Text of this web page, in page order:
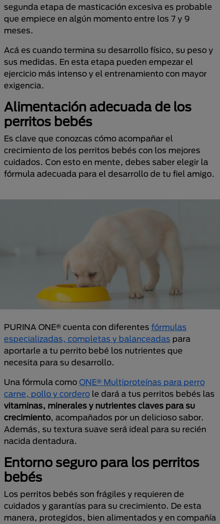
segunda etapa de masticación excesiva es probable
que empiece en algún momento entre los 7 y 9
meses.
Acá es cuando termina su desarrollo físico, su peso y
sus medidas. En esta etapa pueden empezar el
ejercicio más intenso y el entrenamiento con mayor
exigencia.
Alimentación adecuada de los
perritos bebés
Es clave que conozcas cómo acompañar el
crecimiento de los perritos bebés con los mejores
cuidados. Con esto en mente, debes saber elegir la
fórmula adecuada para el desarrollo de tu fiel amigo.
PURINA ONE® cuenta con diferentes fórmulas
especializadas, completas y balanceadas para
aportarle a tu perrito bebé los nutrientes que
necesita para su desarrollo.
Una fórmula como ONE® Multiproteínas para perro
carne, pollo y cordero le dará a tus perritos bebés las
vitaminas, minerales y nutrientes claves para su
crecimiento, acompañados por un delicioso sabor.
Además, su textura suave será ideal para su recién
nacida dentadura.
Entorno seguro para los perritos
bebés
Los perritos bebés son frágiles y requieren de
cuidados y garantías para su crecimiento. De esta
manera, protegidos, bien alimentados y en compañía